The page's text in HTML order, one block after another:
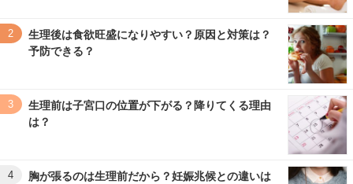
2
生理後は食欲旺盛になりやすい？原因と対策は？
予防できる？
3
生理前は子宮口の位置が下がる？降りてくる理由
は？
4
胸が張るのは生理前だから？妊娠兆候との違いは